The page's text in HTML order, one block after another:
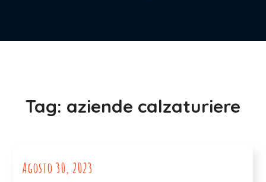
Tag: aziende calzaturiere
Agosto 30, 2023